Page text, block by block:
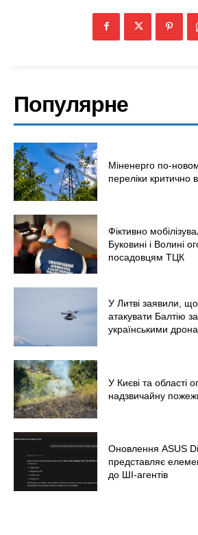
Популярне
Міненерго по-
переліки критично
Фіктивно
Буковині і Волині
посадовцям ТЦК
У Литві заявили,
атакувати Балтію
українськими
У Києві та області
надзвичайну
Оновлення ASUS
представляє
до ШІ-агентів